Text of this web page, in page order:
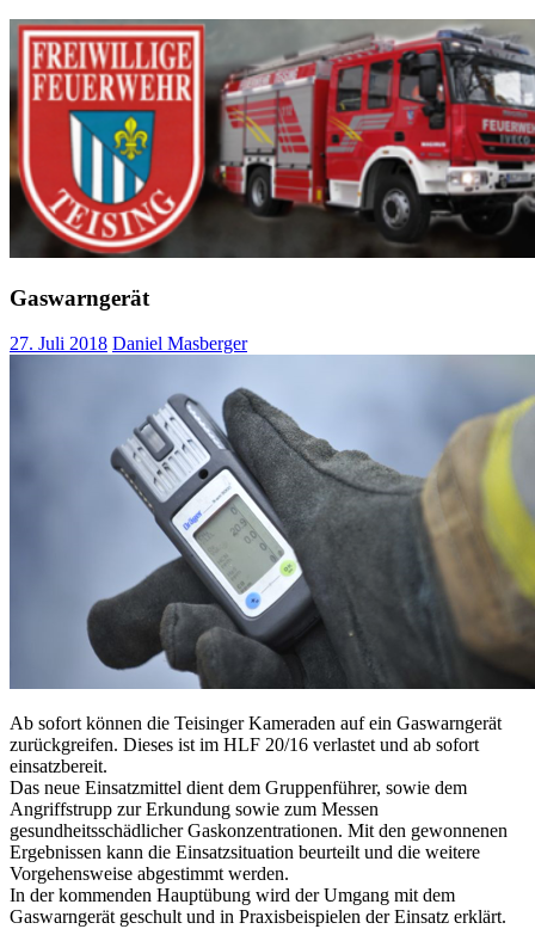
Gaswarngerät
27. Juli 2018 Daniel Masberger
Ab sofort können die Teisinger Kameraden auf ein Gaswarngerät
zurückgreifen. Dieses ist im HLF 20/16 verlastet und ab sofort
einsatzbereit.
Das neue Einsatzmittel dient dem Gruppenführer, sowie dem
Angriffstrupp zur Erkundung sowie zum Messen
gesundheitsschädlicher Gaskonzentrationen. Mit den gewonnenen
Ergebnissen kann die Einsatzsituation beurteilt und die weitere
Vorgehensweise abgestimmt werden.
In der kommenden Hauptübung wird der Umgang mit dem
Gaswarngerät geschult und in Praxisbeispielen der Einsatz erklärt.